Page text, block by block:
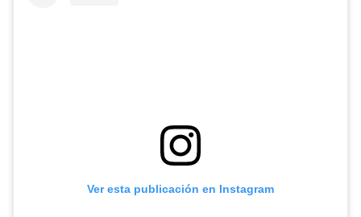
Ver esta publicación en Instagram